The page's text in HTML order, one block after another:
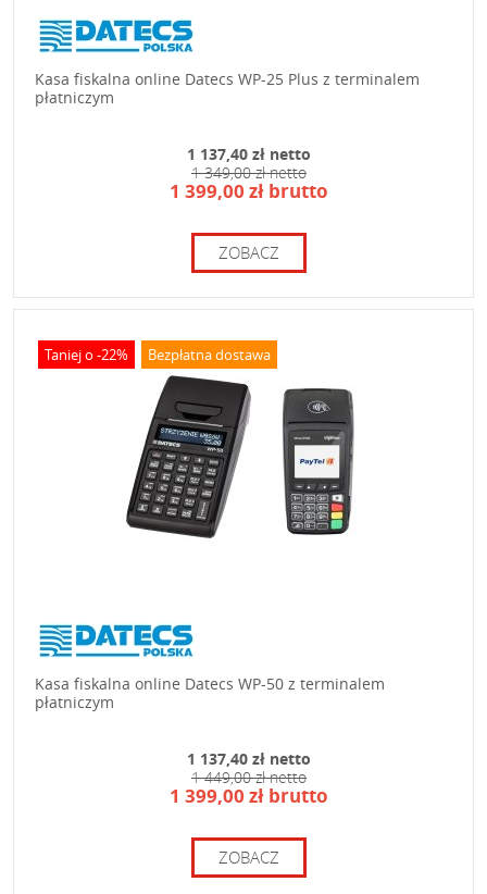
Kasa fiskalna online Datecs WP-25 Plus z terminalem
płatniczym
1 137,40 zł netto
1 349,00 zł netto
1 399,00 zł brutto
ZOBACZ
Taniej o -22% Bezpłatna dostawa
Kasa fiskalna online Datecs WP-50 z terminalem
płatniczym
1 137,40 zł netto
1 449,00 zł netto
1 399,00 zł brutto
ZOBACZ